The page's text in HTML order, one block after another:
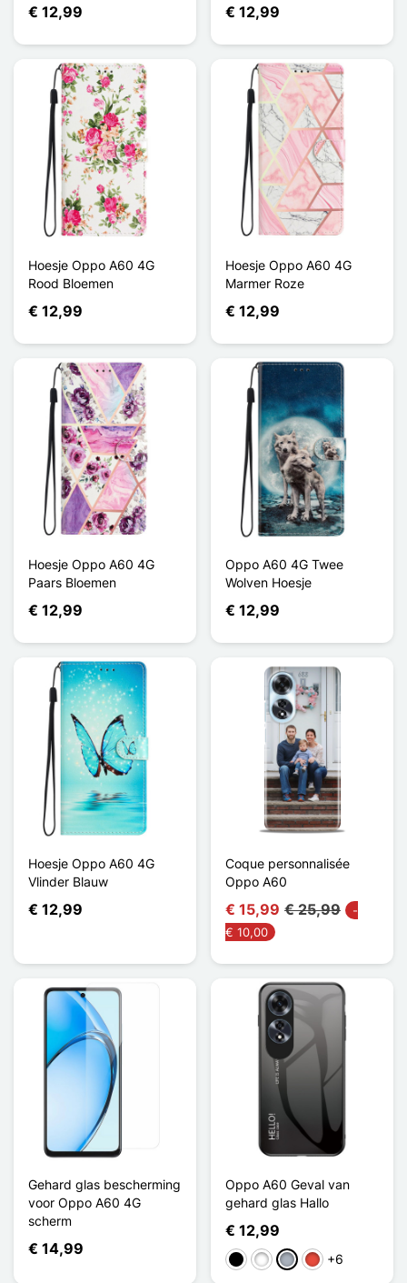
€ 12,99 € 12,99
Hoesje Oppo A60 4G
Rood Bloemen
€ 12,99
Hoesje Oppo A60 4G
Marmer Roze
€ 12,99
Hoesje Oppo A60 4G
Paars Bloemen
€ 12,99
Oppo A60 4G Twee
Wolven Hoesje
€ 12,99
Hoesje Oppo A60 4G
Vlinder Blauw
€ 12,99
Coque personnalisée
Oppo A60
€ 15,99 € 25,99
-
€ 10,00
Gehard glas bescherming
voor Oppo A60 4G
scherm
€ 14,99
Oppo A60 Geval van
gehard glas Hallo
€ 12,99
ZwartWit GrijsRood+6